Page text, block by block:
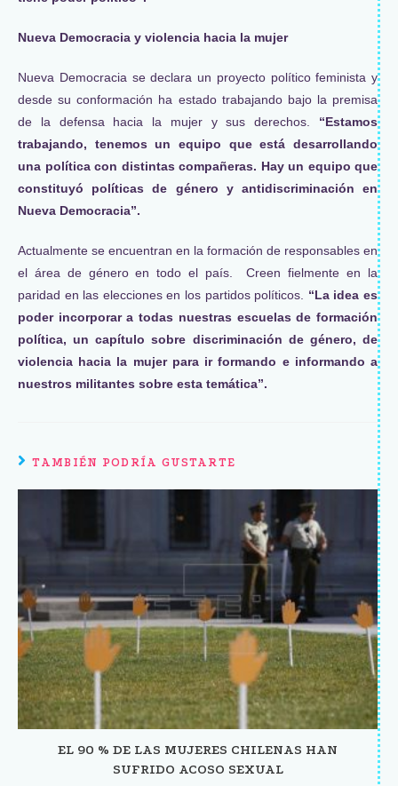
Nueva Democracia y violencia hacia la mujer
Nueva Democracia se declara un proyecto político feminista y
desde su conformación ha estado trabajando bajo la premisa
de la defensa hacia la mujer y sus derechos. “Estamos
trabajando, tenemos un equipo que está desarrollando
una política con distintas compañeras. Hay un equipo que
constituyó políticas de género y antidiscriminación en
Nueva Democracia”.
Actualmente se encuentran en la formación de responsables en
el área de género en todo el país. Creen fielmente en la
paridad en las elecciones en los partidos políticos.
“La idea es
poder incorporar a todas nuestras escuelas de formación
política, un capítulo sobre discriminación de género, de
violencia hacia la mujer para ir formando e informando a
nuestros militantes sobre esta temática”.
TAMBIÉN PODRÍA GUSTARTE
EL 90 % DE LAS MUJERES CHILENAS HAN
SUFRIDO ACOSO SEXUAL